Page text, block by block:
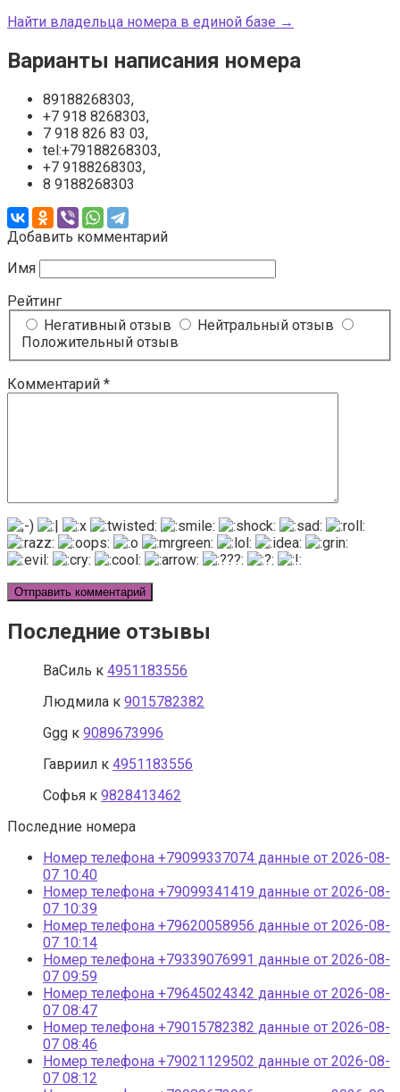
Найти владельца номера в единой базе →
Варианты написания номера
89188268303,
+7 918 8268303,
7 918 826 83 03,
tel:+79188268303,
+7 9188268303,
8 9188268303
Добавить комментарий
Имя
Рейтинг
Негативный отзыв
Нейтральный отзыв
Положительный отзыв
Комментарий *
Последние отзывы
ВаСиль к 4951183556
Людмила к 9015782382
Ggg к 9089673996
Гавриил к 4951183556
Софья к 9828413462
Последние номера
Номер телефона +79099337074 данные от 2026-08-
07 10:40
Номер телефона +79099341419 данные от 2026-08-
07 10:39
Номер телефона +79620058956 данные от 2026-08-
07 10:14
Номер телефона +79339076991 данные от 2026-08-
07 09:59
Номер телефона +79645024342 данные от 2026-08-
07 08:47
Номер телефона +79015782382 данные от 2026-08-
07 08:46
Номер телефона +79021129502 данные от 2026-08-
07 08:12